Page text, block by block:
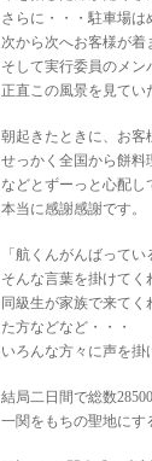
さらに・・・駐車場は
次から次へお客様が着
そして実行委員のメン
正直この風景を見てい
朝起きたときに、お客
せっかく全国から餅料
などとずーっと心配し
本当に感謝感謝です。
「航くんがんばって
そんな言葉を掛けてく
同級生が家族で来て
た方などなど・・・
いろんな方々に声を掛
結局二日間で総数
一関をもちの聖地にす